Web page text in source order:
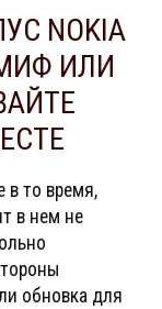
NOKIA
ИЛИ
в то время,
в нем не
обновка для